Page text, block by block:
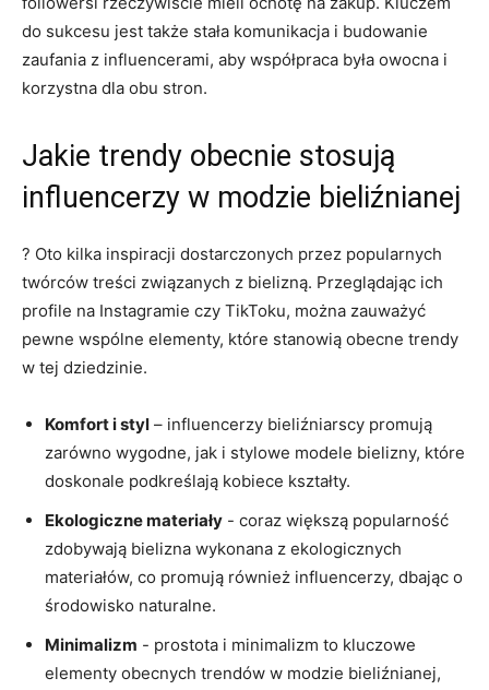
do ‌sukcesu jest także stała ⁢komunikacja i budowanie
zaufania ​z influencerami, aby współpraca była owocna ⁣i
korzystna dla⁣ obu stron.
Jakie trendy obecnie stosują
influencerzy⁤ w modzie bieliźnianej
? ‌Oto kilka inspiracji dostarczonych przez popularnych‍
twórców ⁤treści związanych z ​bielizną. Przeglądając ich
profile ‌na Instagramie czy TikToku, można zauważyć⁣
pewne wspólne elementy, które ​stanowią obecne trendy
w‌ tej ⁤dziedzinie.
Komfort i styl – ⁢influencerzy bieliźniarscy ⁢promują
zarówno wygodne, jak i stylowe modele ⁢bielizny, które
doskonale podkreślają​ kobiece⁢ kształty.
Ekologiczne materiały ‍- coraz większą popularność
⁢zdobywają bielizna wykonana z ekologicznych⁢
materiałów, co⁤ promują również​ influencerzy, dbając o
‍środowisko naturalne.
Minimalizm -⁤ prostota i minimalizm to kluczowe⁢
elementy obecnych trendów ‌w modzie ‌bieliźnianej,⁣